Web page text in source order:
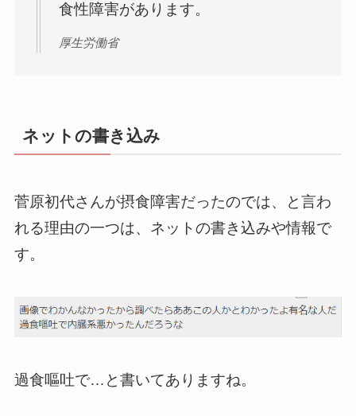
食性障害があります。
厚生労働省
ネットの書き込み
菅原初代さんが摂食障害だったのでは、と言わ
れる理由の一つは、ネットの書き込みや情報で
す。
過食嘔吐で…と書いてありますね。